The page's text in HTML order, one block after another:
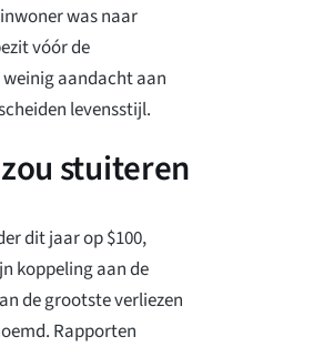
was naar
vóór de
aandacht aan
levensstijl.
stuiteren
dit jaar op $100,
koppeling aan de
de grootste verliezen
Rapporten